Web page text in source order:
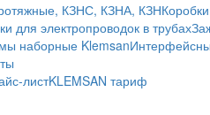
КЗНС, КЗНА, КЗН
для электропроводок в трубах
наборные Klemsan
листKLEMSAN тариф